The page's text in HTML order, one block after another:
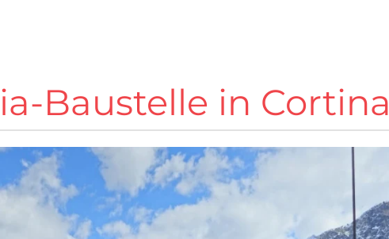
Baustelle in Cortina